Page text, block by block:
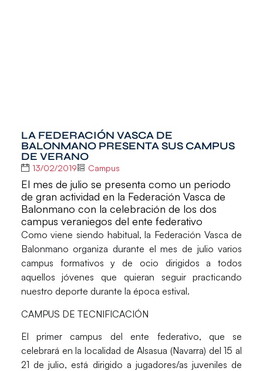
LA FEDERACIÓN VASCA DE
BALONMANO PRESENTA SUS CAMPUS
DE VERANO
13/02/2019 Campus
El mes de julio se presenta como un periodo
de gran actividad en la Federación Vasca de
Balonmano con la celebración de los dos
campus veraniegos del ente federativo
Como viene siendo habitual, la Federación Vasca de
Balonmano organiza durante el mes de julio varios
campus formativos y de ocio dirigidos a todos
aquellos jóvenes que quieran seguir practicando
nuestro deporte durante la época estival.
CAMPUS DE TECNIFICACIÓN
El primer campus del ente federativo, que se
celebrará en la localidad de Alsasua (Navarra) del 15 al
21 de julio, está dirigido a jugadores/as juveniles de